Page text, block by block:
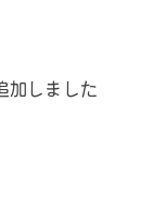
加しました